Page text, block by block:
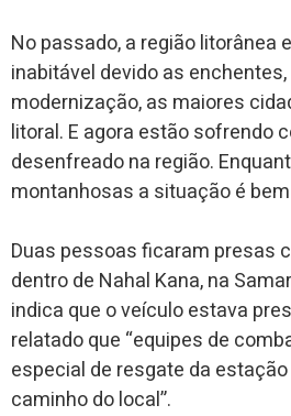
No passado, a região litorânea
inabitável devido as
modernização, as maiores
litoral. E agora estão sofrendo
desenfreado na região.
montanhosas a situação é
Duas pessoas ficaram presas
dentro de Nahal Kana, na
indica que o veículo estava
relatado que “equipes de
especial de resgate da
caminho do local”.